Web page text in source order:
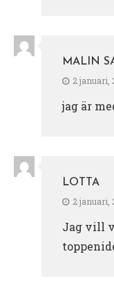
MALIN
2 januari,
jag är
LOTTA
2 januari,
Jag vill